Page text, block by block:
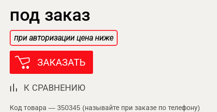
под заказ
при авторизации цена ниже
ЗАКАЗАТЬ
К СРАВНЕНИЮ
Код товара — 350345 (называйте при заказе по телефону)